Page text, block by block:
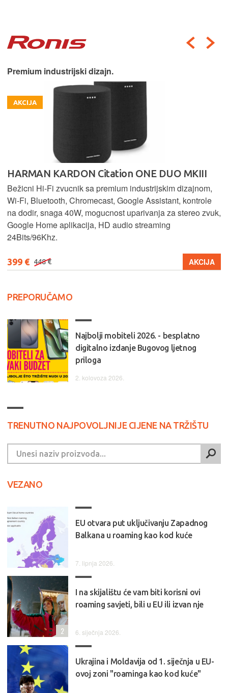
Premium industrijski dizajn.
AKCIJA
HARMAN KARDON Citation ONE DUO MKIII
Bežicni Hi-Fi zvucnik sa premium industrijskim dizajnom,
Wi-Fi, Bluetooth, Chromecast, Google Assistant, kontrole
na dodir, snaga 40W, mogucnost uparivanja za stereo zvuk,
Google Home aplikacija, HD audio streaming
24Bits/96Khz.
399 € 448 € AKCIJA
PREPORUČAMO
Najbolji mobiteli 2026. - besplatno
digitalno izdanje Bugovog ljetnog
priloga
2. kolovoza 2026.
TRENUTNO NAJPOVOLJNIJE CIJENE NA TRŽIŠTU
VEZANO
EU otvara put uključivanju Zapadnog
Balkana u roaming kao kod kuće
7. lipnja 2026.
I na skijalištu će vam biti korisni ovi
roaming savjeti, bili u EU ili izvan nje
6. siječnja 2026.
2
Ukrajina i Moldavija od 1. siječnja u EU-
ovoj zoni "roaminga kao kod kuće"